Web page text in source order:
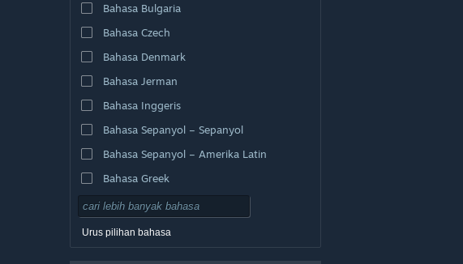
Bahasa Bulgaria
Bahasa Czech
Bahasa Denmark
Bahasa Jerman
Bahasa Inggeris
Bahasa Sepanyol – Sepanyol
Bahasa Sepanyol – Amerika Latin
Bahasa Greek
Urus pilihan bahasa